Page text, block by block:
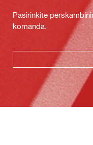
Pasirinkite
komanda.